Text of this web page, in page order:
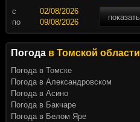
c
показать
по
Погода в Томской области
Погода в Томске
Погода в Александровском
Погода в Асино
Погода в Бакчаре
Погода в Белом Яре